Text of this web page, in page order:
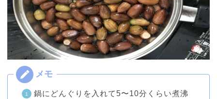
鍋にどんぐりを入れて5〜10分くらい煮沸